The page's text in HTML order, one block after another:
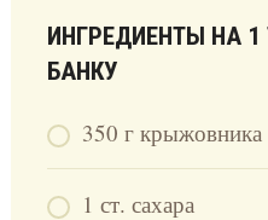
ИНГРЕДИЕНТЫ НА
БАНКУ
350 г крыжовника
1 ст. сахара